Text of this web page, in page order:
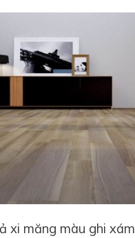
xi măng màu ghi xám